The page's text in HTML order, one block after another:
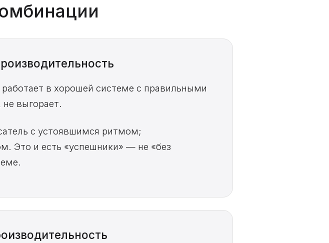
в хорошей системе с правильными
выгорает.
с устоявшимся ритмом;
Это и есть «успешники» — не «без